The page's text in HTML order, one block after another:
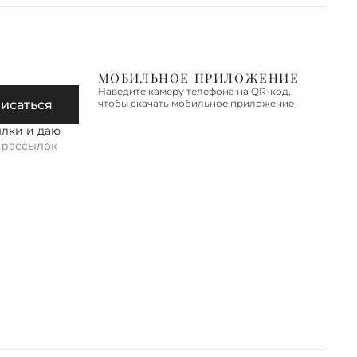
и даю
МОБИЛЬНОЕ ПРИЛОЖЕНИЕ
Наведите камеру телефона на QR-код,
чтобы скачать мобильное приложение